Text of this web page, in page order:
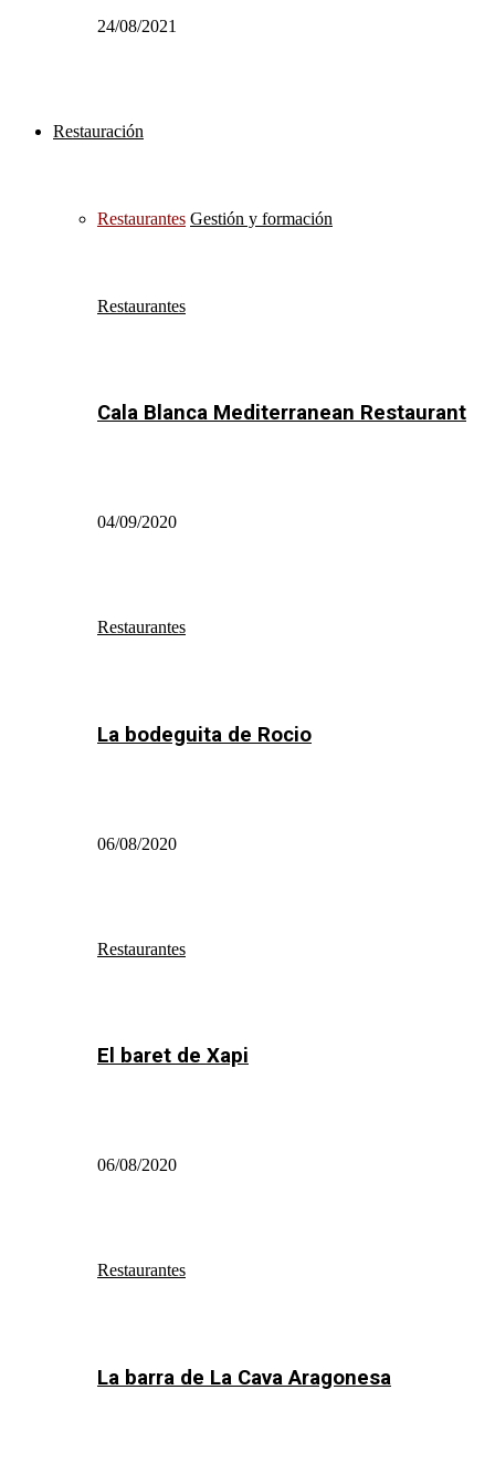
24/08/2021
Restauración
Restaurantes Gestión y formación
Restaurantes
Cala Blanca Mediterranean Restaurant
04/09/2020
Restaurantes
La bodeguita de Rocio
06/08/2020
Restaurantes
El baret de Xapi
06/08/2020
Restaurantes
La barra de La Cava Aragonesa